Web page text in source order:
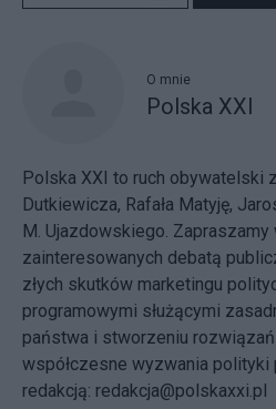
O mnie
Polska XXI
Polska XXI to ruch obywatelski
Dutkiewicza, Rafała Matyję,
M. Ujazdowskiego.
zainteresowanych debatą
złych skutków marketingu
programowymi służącymi
państwa i stworzeniu
współczesne wyzwania polityki
redakcją: redakcja@polskaxxi.pl